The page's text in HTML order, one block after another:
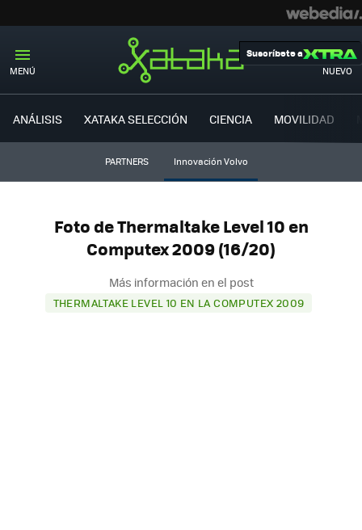
MENÚ NUEVO
Suscríbete a
ANÁLISIS XATAKA SELECCIÓN CIENCIA MOVILIDAD
PARTNERS Innovación Volvo
Foto de Thermaltake Level 10 en
Computex 2009 (16/20)
Más información en el post
THERMALTAKE LEVEL 10 EN LA COMPUTEX 2009